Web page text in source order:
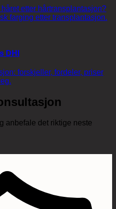
etter hårtransplantasjon?
farging etter transplantasjon.
DHI
forskjeller, fordeler, priser
anbefale det riktige neste